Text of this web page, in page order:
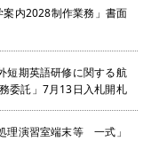
内2028制作業務」書面
短期英語研修に関する航
委託」7月13日入札開札
理演習室端末等 一式」